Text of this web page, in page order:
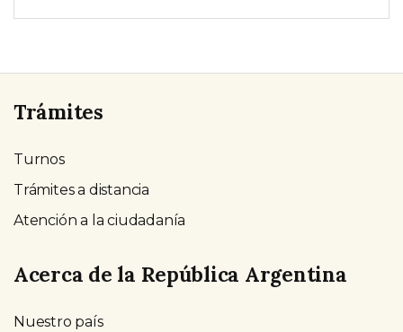
Trámites
Turnos
Trámites a distancia
Atención a la ciudadanía
Acerca de la República Argentina
Nuestro país